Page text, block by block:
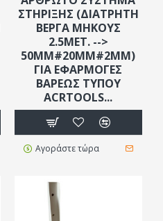
ΣΤΗΡΙΞΗΣ (ΔΙΆΤΡΗΤΗ
ΒΈΡΓΑ ΜΉΚΟΥΣ
2.5MET. -->
50MM#20MM#2MM)
ΓΙΑ ΕΦΑΡΜΟΓΈΣ
ΒΑΡΕΩΣ ΤΥΠΟΥ
ACRTOOLS...
Αγοράστε τώρα